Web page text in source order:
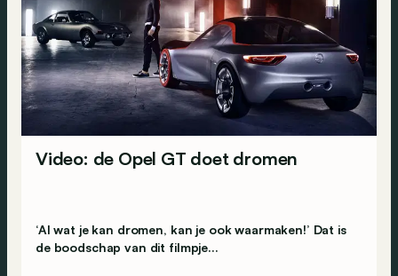
Video: de Opel GT doet dromen
‘Al wat je kan dromen, kan je ook waarmaken!’ Dat is
de boodschap van dit filmpje...